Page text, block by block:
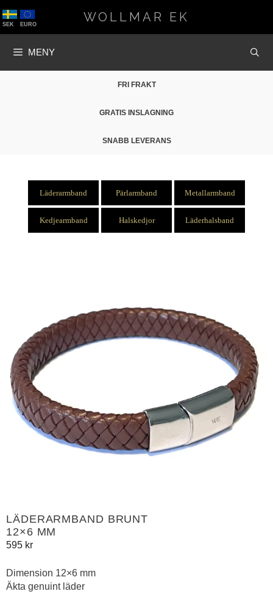
till
innehåll
SEK EURO WOLLMAR EK
MENY
FRI FRAKT
GRATIS INSLAGNING
SNABB LEVERANS
Läderarmband Pärlarmband Metallarmband
Kedjearmband Halskedjor Läderhalsband
LÄDERARMBAND BRUNT
12×6 MM
595 kr
Dimension 12×6 mm
Äkta genuint läder